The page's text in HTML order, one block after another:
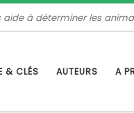
à déterminer les
& CLÉS AUTEURS A